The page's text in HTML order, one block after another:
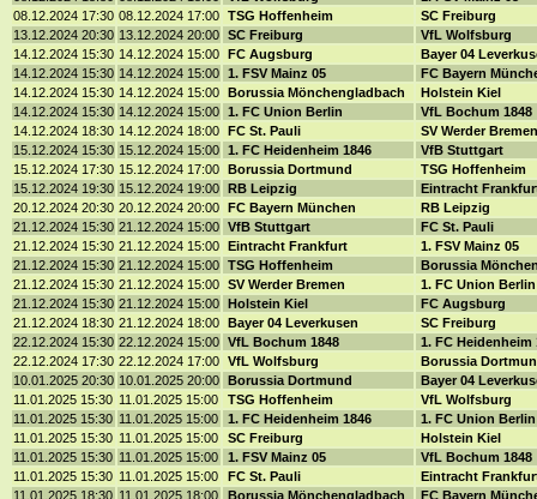
08.12.2024 17:30 08.12.2024 17:00 TSG Hoffenheim
SC Freiburg
13.12.2024 20:30 13.12.2024 20:00 SC Freiburg
VfL Wolfsburg
14.12.2024 15:30 14.12.2024 15:00 FC Augsburg
Bayer 04
14.12.2024 15:30 14.12.2024 15:00 1. FSV Mainz 05
FC Bayern
14.12.2024 15:30 14.12.2024 15:00 Borussia Mönchengladbach
Holstein Kiel
14.12.2024 15:30 14.12.2024 15:00 1. FC Union Berlin
VfL Bochum 1848
14.12.2024 18:30 14.12.2024 18:00 FC St. Pauli
SV Werder
15.12.2024 15:30 15.12.2024 15:00 1. FC Heidenheim 1846
VfB Stuttgart
15.12.2024 17:30 15.12.2024 17:00 Borussia Dortmund
TSG Hoffenheim
15.12.2024 19:30 15.12.2024 19:00 RB Leipzig
Eintracht
20.12.2024 20:30 20.12.2024 20:00 FC Bayern München
RB Leipzig
21.12.2024 15:30 21.12.2024 15:00 VfB Stuttgart
FC St. Pauli
21.12.2024 15:30 21.12.2024 15:00 Eintracht Frankfurt
1. FSV Mainz 05
21.12.2024 15:30 21.12.2024 15:00 TSG Hoffenheim
Borussia
21.12.2024 15:30 21.12.2024 15:00 SV Werder Bremen
1. FC Union
21.12.2024 15:30 21.12.2024 15:00 Holstein Kiel
FC Augsburg
21.12.2024 18:30 21.12.2024 18:00 Bayer 04 Leverkusen
SC Freiburg
22.12.2024 15:30 22.12.2024 15:00 VfL Bochum 1848
1. FC Heidenheim
22.12.2024 17:30 22.12.2024 17:00 VfL Wolfsburg
Borussia
10.01.2025 20:30 10.01.2025 20:00 Borussia Dortmund
Bayer 04
11.01.2025 15:30 11.01.2025 15:00 TSG Hoffenheim
VfL Wolfsburg
11.01.2025 15:30 11.01.2025 15:00 1. FC Heidenheim 1846
1. FC Union
11.01.2025 15:30 11.01.2025 15:00 SC Freiburg
Holstein Kiel
11.01.2025 15:30 11.01.2025 15:00 1. FSV Mainz 05
VfL Bochum 1848
11.01.2025 15:30 11.01.2025 15:00 FC St. Pauli
Eintracht
11.01.2025 18:30 11.01.2025 18:00 Borussia Mönchengladbach
FC Bayern